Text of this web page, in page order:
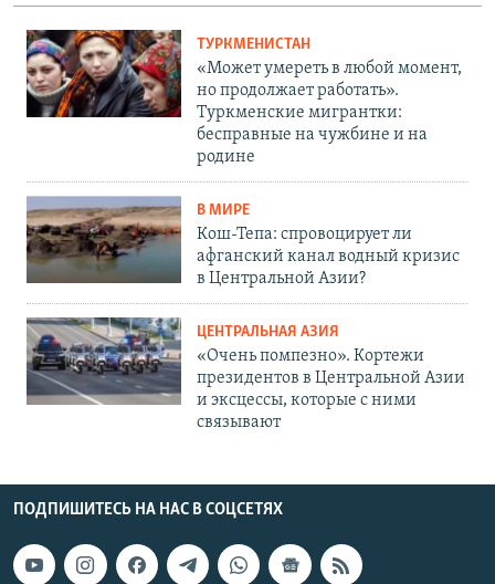
ТУРКМЕНИСТАН
«Может умереть в любой момент,
но продолжает работать».
Туркменские мигрантки:
бесправные на чужбине и на
родине
В МИРЕ
Кош-Тепа: спровоцирует ли
афганский канал водный кризис
в Центральной Азии?
ЦЕНТРАЛЬНАЯ АЗИЯ
«Очень помпезно». Кортежи
президентов в Центральной Азии
и эксцессы, которые с ними
связывают
ПОДПИШИТЕСЬ НА НАС В СОЦСЕТЯХ